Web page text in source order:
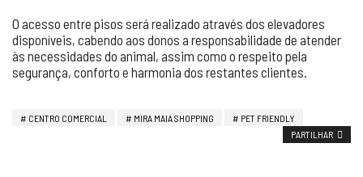
O acesso entre pisos será realizado através dos elevadores
disponíveis, cabendo aos donos a responsabilidade de atender
às necessidades do animal, assim como o respeito pela
segurança, conforto e harmonia dos restantes clientes.
CENTRO COMERCIAL MIRA MAIA SHOPPING
PET FRIENDLY
PARTILHAR